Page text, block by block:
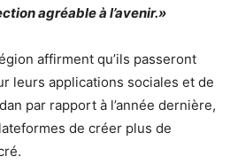
agréable à l’avenir.»
affirment qu’ils passeront
leurs applications sociales et de
par rapport à l’année dernière,
de créer plus de